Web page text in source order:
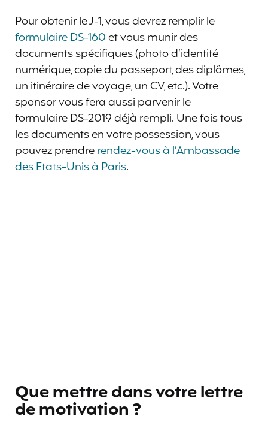
Pour obtenir le J-1, vous devrez remplir le
formulaire DS-160et vous munir des
documents spécifiques (photo d’identité
numérique, copie du passeport, des diplômes,
un itinéraire de voyage, un CV, etc.). Votre
sponsor vous fera aussi parvenir le
formulaire DS-2019 déjà rempli. Une fois tous
les documents en votre possession, vous
pouvez prendrerendez-vous à l’Ambassade
des Etats-Unis à Paris.
Que mettre dans votre lettre
de motivation ?